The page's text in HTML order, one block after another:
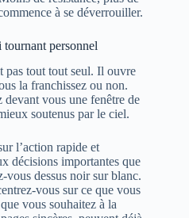
à se déverrouiller.
tournant personnel
pas tout tout seul. Il ouvre
la franchissez ou non.
vous une fenêtre de
soutenus par le ciel.
l’action rapide et
décisions importantes que
vous dessus noir sur blanc.
vous sur ce que vous
vous souhaitez à la